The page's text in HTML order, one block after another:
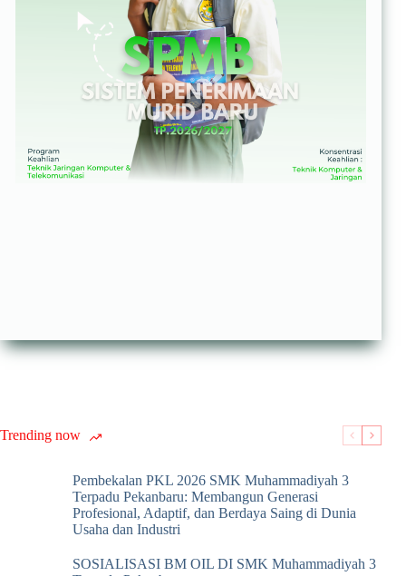
Trending now
Pembekalan PKL 2026 SMK Muhammadiyah 3
Terpadu Pekanbaru: Membangun Generasi
Profesional, Adaptif, dan Berdaya Saing di Dunia
Usaha dan Industri
SOSIALISASI BM OIL DI SMK Muhammadiyah 3